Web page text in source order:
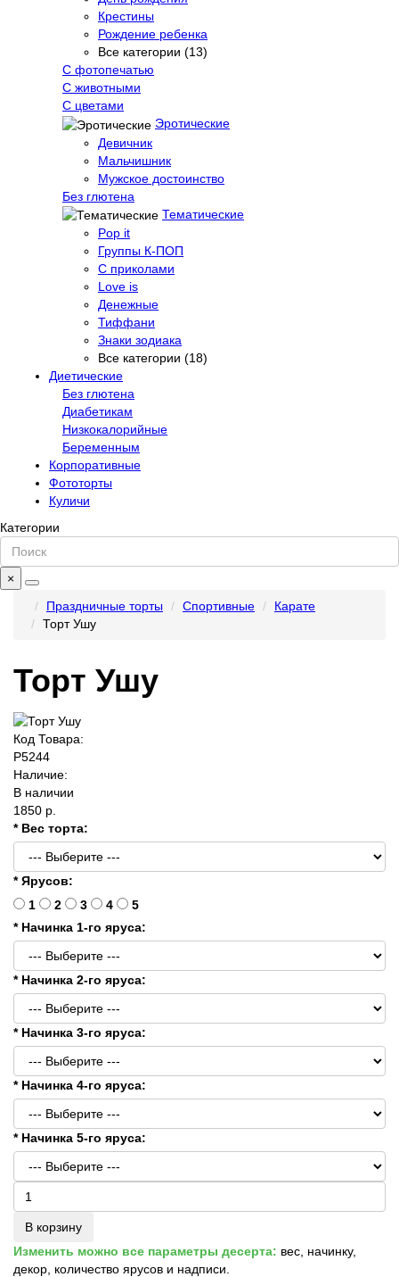
Крестины
Рождение ребенка
Все категории (13)
С фотопечатью
C животными
С цветами
Эротические
Девичник
Мальчишник
Мужское достоинство
Без глютена
Тематические
Pop it
Группы К-ПОП
С приколами
Love is
Денежные
Тиффани
Знаки зодиака
Все категории (18)
Диетические
Без глютена
Диабетикам
Низкокалорийные
Беременным
Корпоративные
Фототорты
Куличи
Категории
×
Праздничные торты
Спортивные
Карате
Торт Ушу
Торт Ушу
Код Товара:
P5244
Наличие:
В наличии
1850 р.
* Вес торта:
* Ярусов:
1
2 3 4
5
* Начинка 1-го яруса:
* Начинка 2-го яруса:
* Начинка 3-го яруса:
* Начинка 4-го яруса:
* Начинка 5-го яруса:
В корзину
Изменить можно все параметры десерта: вес, начинку,
декор, количество ярусов и надписи.